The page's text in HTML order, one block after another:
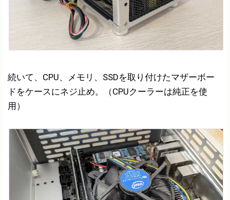
続いて、CPU、メモリ、SSDを取り付けたマザーボー
ドをケースにネジ止め。（CPUクーラーは純正を使
用）